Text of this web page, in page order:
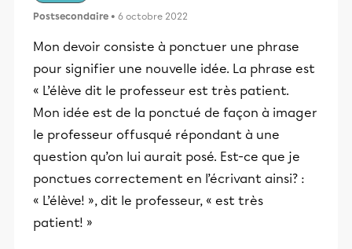
Postsecondaire • 6 octobre 2022
Mon devoir consiste à ponctuer une phrase
pour signifier une nouvelle idée. La phrase est
« L’élève dit le professeur est très patient.
Mon idée est de la ponctué de façon à imager
le professeur offusqué répondant à une
question qu’on lui aurait posé. Est-ce que je
ponctues correctement en l’écrivant ainsi? :
« L’élève! », dit le professeur, « est très
patient! »